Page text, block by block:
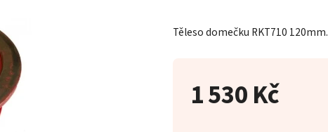
1 530 Kč
Těleso domečku RKT710 120mm.